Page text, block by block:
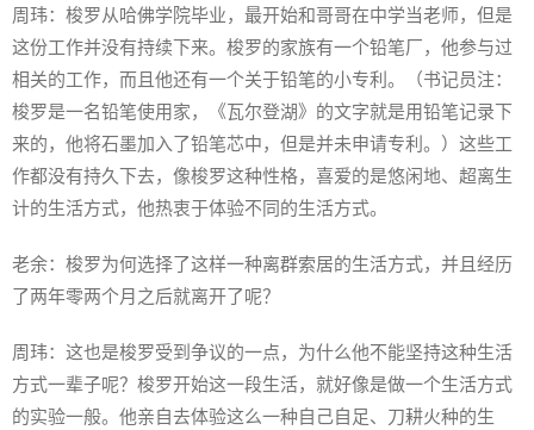
周玮：梭罗从哈佛学院毕业，最开始和哥哥在中学当老师，但是
这份工作并没有持续下来。梭罗的家族有一个铅笔厂，他参与过
相关的工作，而且他还有一个关于铅笔的小专利。（书记员注：
梭罗是一名铅笔使用家，《瓦尔登湖》的文字就是用铅笔记录下
来的，他将石墨加入了铅笔芯中，但是并未申请专利。）这些工
作都没有持久下去，像梭罗这种性格，喜爱的是悠闲地、超离生
计的生活方式，他热衷于体验不同的生活方式。
老余：梭罗为何选择了这样一种离群索居的生活方式，并且经历
了两年零两个月之后就离开了呢？
周玮：这也是梭罗受到争议的一点，为什么他不能坚持这种生活
方式一辈子呢？梭罗开始这一段生活，就好像是做一个生活方式
的实验一般。他亲自去体验这么一种自己自足、刀耕火种的生